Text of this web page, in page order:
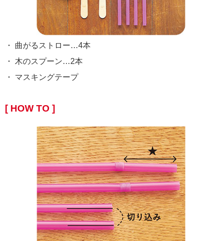
・ 曲がるストロー…4本
・ 木のスプーン…2本
・ マスキングテープ
[ HOW TO ]